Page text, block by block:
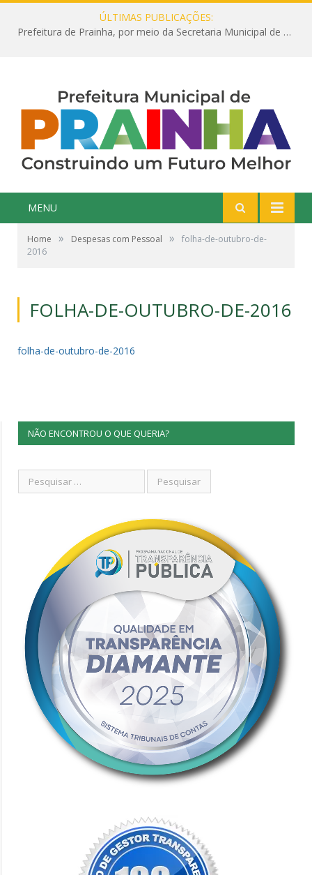
ÚLTIMAS PUBLICAÇÕES:
Prefeitura de Prainha, por meio da Secretaria Municipal de Educação, abre 354 vagas na área da Educação para 2025 com processo seletivo simplificado
MENU
Home » Despesas com Pessoal »
folha-de-outubro-de-
2016
FOLHA-DE-OUTUBRO-DE-2016
folha-de-outubro-de-2016
NÃO ENCONTROU O QUE QUERIA?